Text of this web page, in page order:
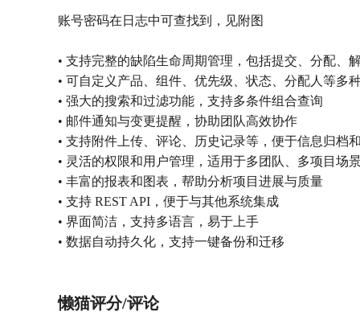
账号密码在日志中可查找到，见附图
• 支持完整的缺陷生命周期管理，包括提交、分配、
• 可自定义产品、组件、优先级、状态、分配人等多
• 强大的搜索和过滤功能，支持多条件组合查询
• 邮件通知与变更提醒，协助团队高效协作
• 支持附件上传、评论、历史记录等，便于信息归档
• 灵活的权限和用户管理，适用于多团队、多项目场
• 丰富的报表和图表，帮助分析项目进展与质量
• 支持 REST API，便于与其他系统集成
• 界面简洁，支持多语言，易于上手
• 数据自动持久化，支持一键备份和迁移
懒猫评分/评论